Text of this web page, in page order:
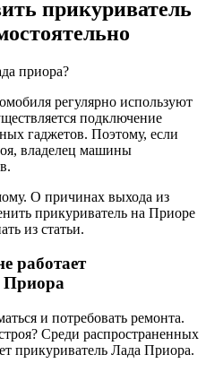
прикуриватель
регулярно используют
подключение
гаджетов. Поэтому, если
владелец машины
О причинах выхода из
прикуриватель на Приоре
из статьи.
работает
Приора
и потребовать ремонта.
Среди распространенных
прикуриватель Лада Приора.